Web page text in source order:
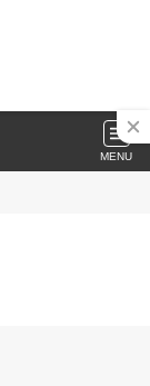
MENU